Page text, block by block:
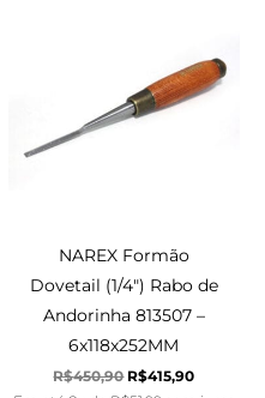
NAREX Formão
Dovetail (1/4″) Rabo de
Andorinha 813507 –
6x118x252MM
R$450,90
R$450,90.
R$415,90
é:
R$415,90.